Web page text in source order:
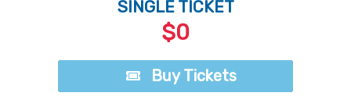
SINGLE TICKET
$0
Buy Tickets